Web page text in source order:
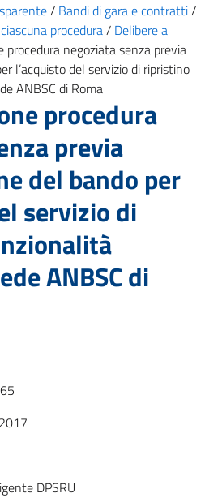
/ Bandi di gara e contratti/
procedura/ Delibere a
procedura negoziata senza previa
l’acquisto del servizio di ripristino
ANBSC di Roma
procedura
previa
del bando per
servizio di
ANBSC di
DPSRU